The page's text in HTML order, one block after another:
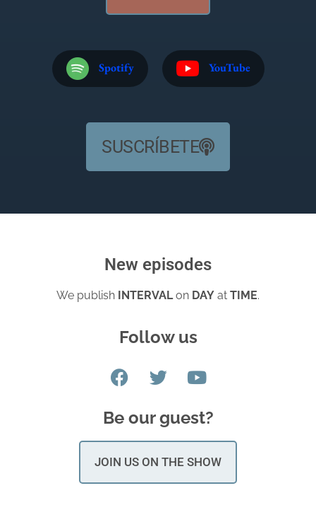
Spotify YouTube
SUSCRÍBETE
New episodes
We publish INTERVALon DAY at TIME.
Follow us
Be our guest?
JOIN US ON THE SHOW